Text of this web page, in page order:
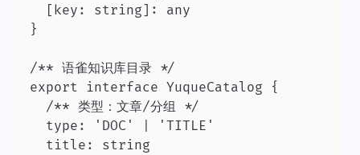
  [key: string]: any
}
/** 语雀知识库目录 */
export interface YuqueCatalog {
  /** 类型：文章/分组 */
  type: 'DOC' | 'TITLE'
  title: string